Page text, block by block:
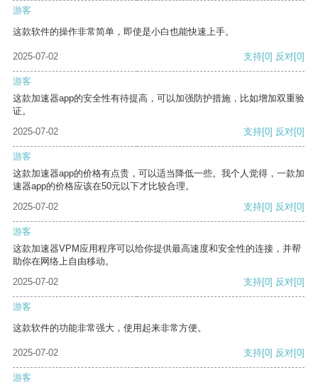
游客
这款软件的操作非常简单，即使是小白也能快速上手。
2025-07-02 支持[0] 反对[0]
游客
这款加速器app的安全性有待提高，可以加强防护措施，比如增加双重验
证。
2025-07-02
支持[0] 反对[0]
游客
这款加速器app的价格有点贵，可以适当降低一些。我个人觉得，一款加
速器app的价格应该在50元以下才比较合理。
2025-07-02
支持[0] 反对[0]
游客
这款加速器VPM应用程序可以给你提供最高速度和安全性的连接，并帮
助你在网络上自由移动。
2025-07-02
支持[0] 反对[0]
游客
这款软件的功能非常强大，使用起来非常方便。
2025-07-02 支持[0] 反对[0]
游客